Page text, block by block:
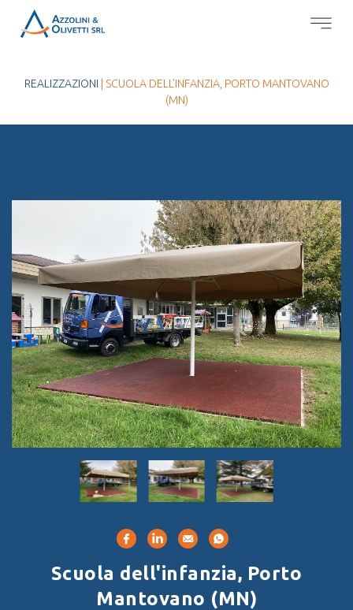
REALIZZAZIONI | SCUOLA DELL'INFANZIA, PORTO MANTOVANO
(MN)
Scuola dell'infanzia, Porto
Mantovano (MN)